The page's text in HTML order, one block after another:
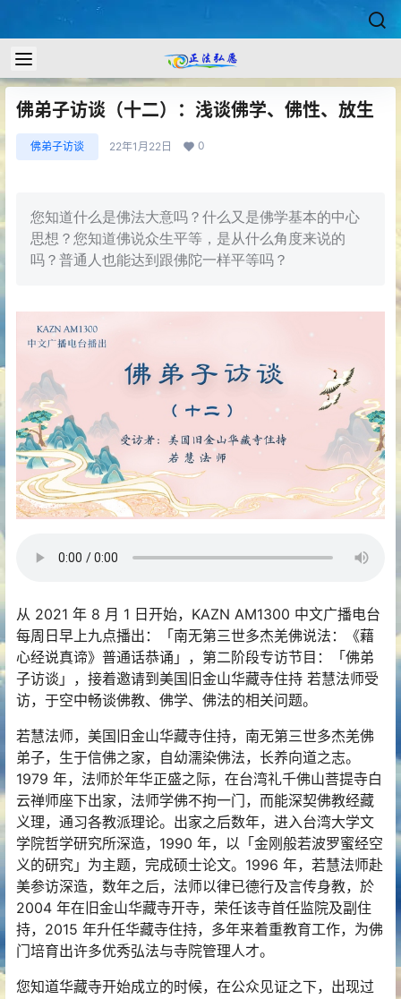
佛弟子访谈（十二）：浅谈佛学、佛性、放生
佛弟子访谈 22年1月22日 0
您知道什么是佛法大意吗？什么又是佛学基本的中心
思想？您知道佛说众生平等，是从什么角度来说的
吗？普通人也能达到跟佛陀一样平等吗？
从 2021 年 8 月 1 日开始，KAZN AM1300 中文广播电台
每周日早上九点播出：「南无第三世多杰羌佛说法：《藉
心经说真谛》普通话恭诵」，第二阶段专访节目：「佛弟
子访谈」，接着邀请到美国旧金山华藏寺住持 若慧法师受
访，于空中畅谈佛教、佛学、佛法的相关问题。
若慧法师，美国旧金山华藏寺住持，南无第三世多杰羌佛
弟子，生于信佛之家，自幼濡染佛法，长养向道之志。
1979 年，法师於年华正盛之际，在台湾礼千佛山菩提寺白
云禅师座下出家，法师学佛不拘一门，而能深契佛教经藏
义理，通习各教派理论。出家之后数年，进入台湾大学文
学院哲学研究所深造，1990 年，以「金刚般若波罗蜜经空
义的研究」为主题，完成硕士论文。1996 年，若慧法师赴
美参访深造，数年之后，法师以律已德行及言传身教，於
2004 年在旧金山华藏寺开寺，荣任该寺首任监院及副住
持，2015 年升任华藏寺住持，多年来着重教育工作，为佛
门培育出许多优秀弘法与寺院管理人才。
您知道华藏寺开始成立的时候，在公众见证之下，出现过